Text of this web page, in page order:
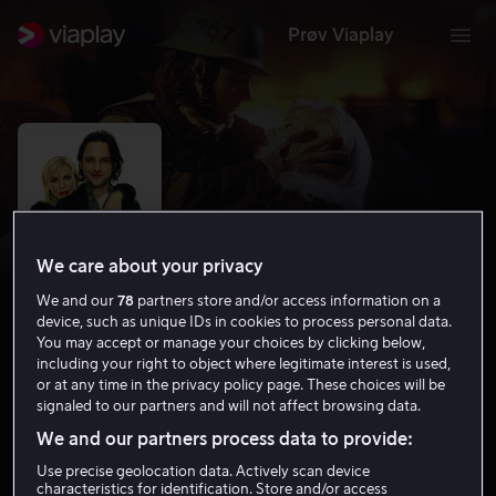
Prøv Viaplay
Adam & Eva
6.1 Drama Komedie 1997 1 t 35 min
6 år
We care about your privacy
We and our78 partners store and/or access information on a
device, such as unique IDs in cookies to process personal data.
You may accept or manage your choices by clicking below,
including your right to object where legitimate interest is used,
or at any time in the privacy policy page. These choices will be
signaled to our partners and will not affect browsing data.
We and our partners process data to provide:
Use precise geolocation data. Actively scan device
characteristics for identification. Store and/or access